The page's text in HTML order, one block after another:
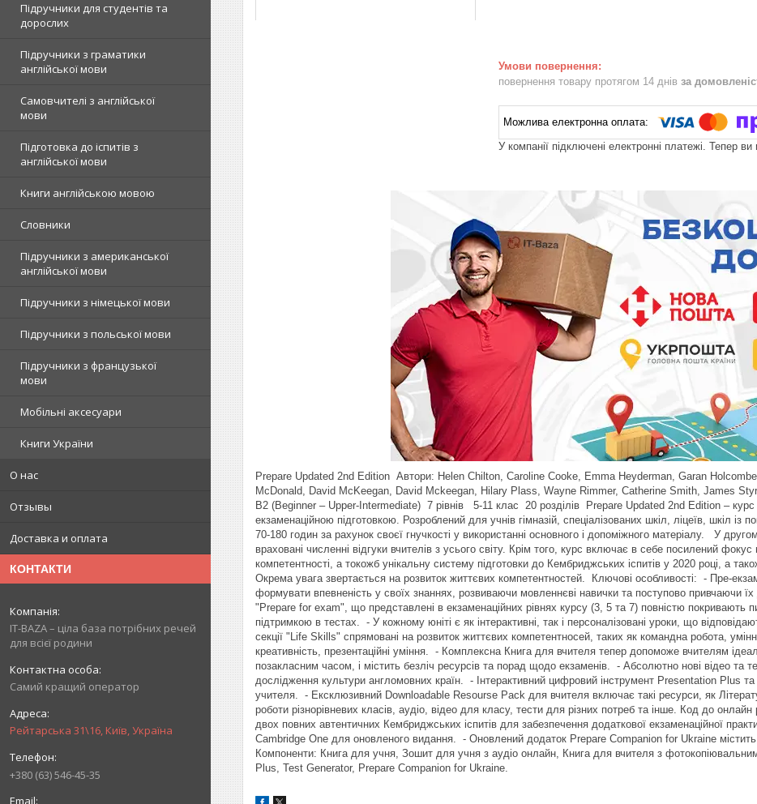
Підручники для студентів та
дорослих
Підручники з граматики
англійської мови
Самовчителі з англійської
мови
Підготовка до іспитів з
англійської мови
Книги англійською мовою
Словники
Підручники з американської
англійської мови
Підручники з німецької мови
Підручники з польської мови
Підручники з французької
мови
Мобільні аксесуари
Книги України
О нас
Отзывы
Доставка и оплата
КОНТАКТИ
IT-BAZA – ціла база потрібних речей
для всієї родини
Самий кращий оператор
Рейтарська 31\16, Київ, Україна
+380 (63) 546-45-35
повернення товару протягом 14 днів за
У компанії підключені електронні платежі. Тепер
Prepare Updated 2nd Edition Автори: Helen Chilton, Caroline Cooke, Emma Heyderman, Garan
McDonald, David McKeegan, David Mckeegan, Hilary Plass, Wayne Rimmer, Catherine Smith, James
B2 (Beginner – Upper-Intermediate) 7 рівнів 5-11 клас 20 розділів Prepare Updated 2nd Edition – курс
екзаменаційною підготовкою. Розроблений для учнів гімназій, спеціалізованих шкіл, ліцеїв, шкіл
70-180 годин за рахунок своєї гнучкості у використанні основного і допоміжного матеріалу. У
враховані численні відгуки вчителів з усього світу. Крім того, курс включає в себе посилений
компетентності, а токожб унікальну систему підготовки до Кембриджських іспитів у 2020 році, а
Окрема увага звертається на розвиток життєвих компетентностей. Ключові особливості: - Пре-
формувати впевненість у своїх знаннях, розвиваючи мовленнєві навички та поступово привчаючи
"Prepare for exam", що представлені в екзаменаційних рівнях курсу (3, 5 та 7) повністю покривають
підтримкою в тестах. - У кожному юніті є як інтерактивні, так і персоналізовані уроки, що
секції "Life Skills" спрямовані на розвиток життєвих компетентносей, таких як командна робота,
креативність, презентаційні уміння. - Комплексна Книга для вчителя тепер допоможе вчителям
позакласним часом, і містить безліч ресурсів та порад щодо екзаменів. - Абсолютно нові відео та
дослідження культури англомовних країн. - Інтерактивний цифровий інструмент Presentation Plus
учителя. - Ексклюзивний Downloadable Resourse Pack для вчителя включає такі ресурси, як
роботи різнорівневих класів, аудіо, відео для класу, тести для різних потреб та інше. Код до
двох повних автентичних Кембриджських іспитів для забезпечення додаткової екзаменаційної
Cambridge One для оновленого видання. - Оновлений додаток Prepare Companion for Ukraine містить
Компоненти: Книга для учня, Зошит для учня з аудіо онлайн, Книга для вчителя з
Plus, Test Generator, Prepare Companion for Ukraine.